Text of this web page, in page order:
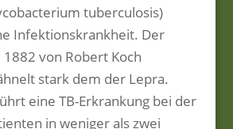
tuberculosis)
Infektionskrankheit. Der
von Robert Koch
stark dem der Lepra.
eine TB-Erkrankung bei der
in weniger als zwei